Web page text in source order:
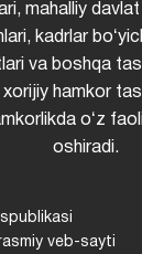
mahalliy davlat
kadrlar
va boshqa
xorijiy hamkor
oʻz
oshiradi.
veb-sayti